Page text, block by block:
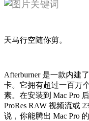
天马行空随你剪。
Afterburner 是一款内建
卡。它拥有超过一百万
素。在安装到 Mac Pro
ProRes RAW 视频流或
说，你能腾出 Mac Pro